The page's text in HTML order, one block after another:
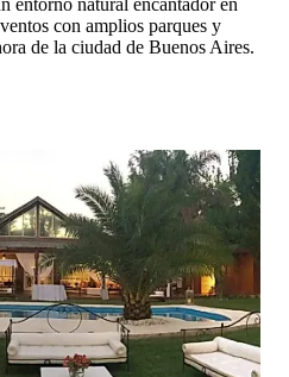
con amplios parques y
de la ciudad de Buenos Aires.